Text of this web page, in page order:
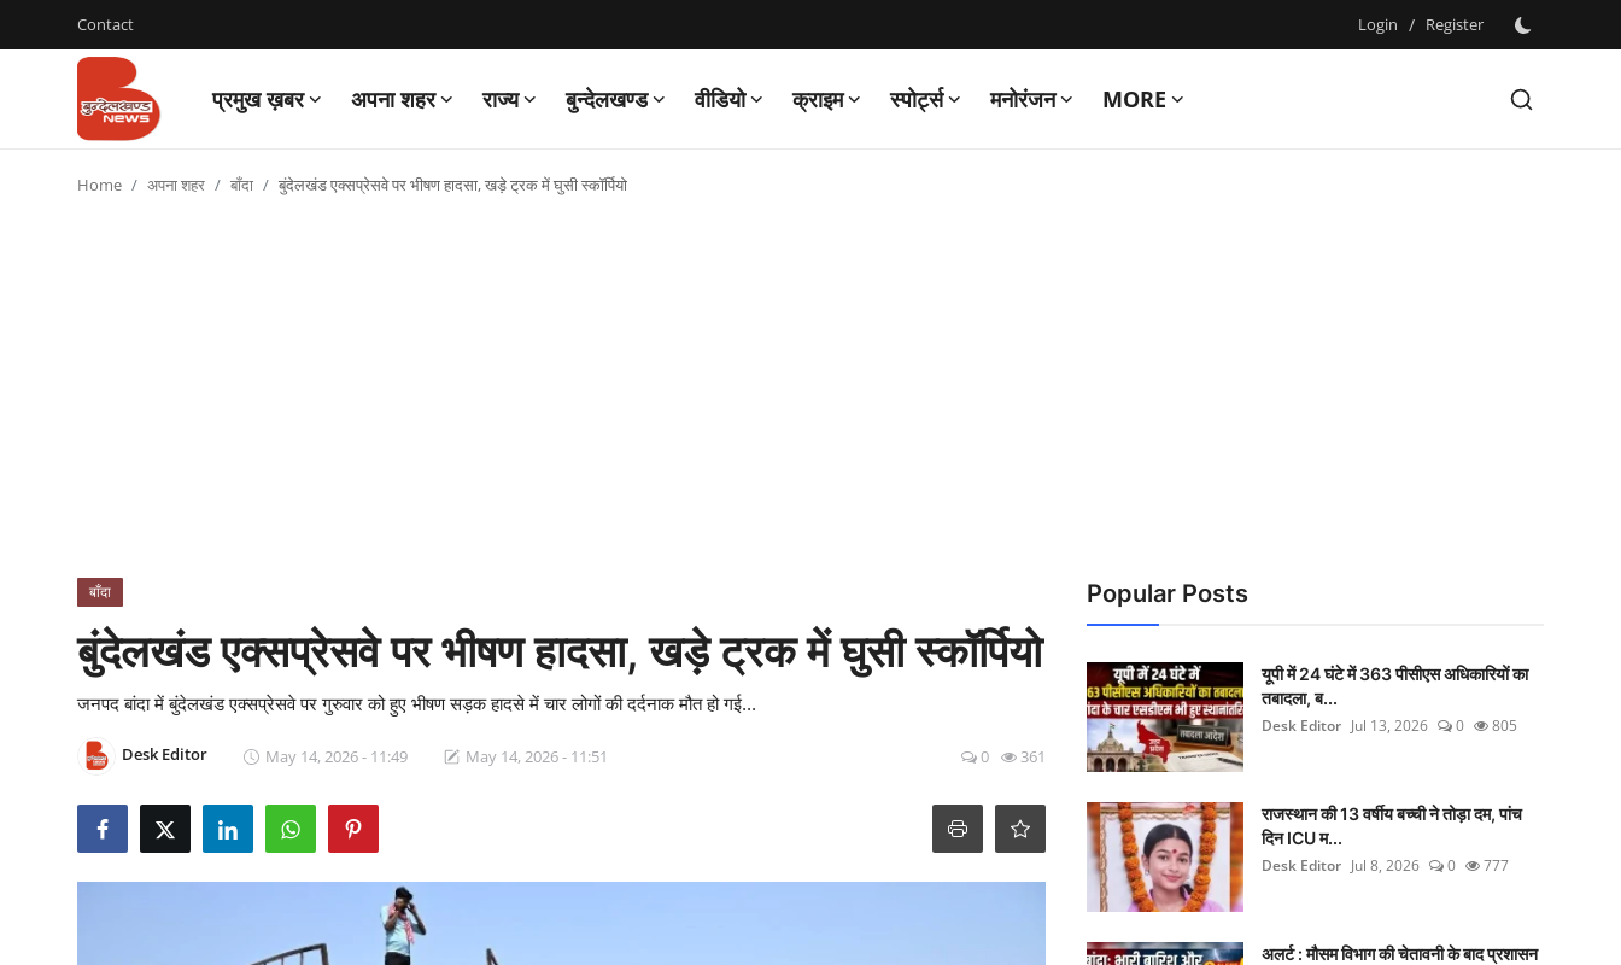
Contact Login / Register
प्रमुख ख़बर अपना शहर राज्य बुन्देलखण्ड वीडियो क्राइम स्पोर्ट्स मनोरंजन MORE
Login
Home अपना शहर बाँदा बुंदेलखंड एक्सप्रेसवे पर भीषण हादसा, खड़े ट्रक में घुसी स्कॉर्पियो
बाँदा
बुंदेलखंड एक्सप्रेसवे पर भीषण हादसा, खड़े ट्रक में घुसी स्कॉर्पियो
जनपद बांदा में बुंदेलखंड एक्सप्रेसवे पर गुरुवार को हुए भीषण सड़क हादसे में चार लोगों की दर्दनाक मौत हो गई...
Desk Editor May 14, 2026 - 11:49 May 14, 2026 - 11:51 0 361
Popular Posts
यूपी में 24 घंटे में 363 पीसीएस अधिकारियों का
तबादला, ब...
Desk Editor Jul 13, 2026 0 805
राजस्थान की 13 वर्षीय बच्ची ने तोड़ा दम, पांच
दिन ICU म...
Desk Editor Jul 8, 2026 0 777
अलर्ट : मौसम विभाग की चेतावनी के बाद प्रशासन